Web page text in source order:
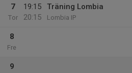
7
Tor
19:15
20:15
Träning Lombia
Lombia IP
8
Fre
9